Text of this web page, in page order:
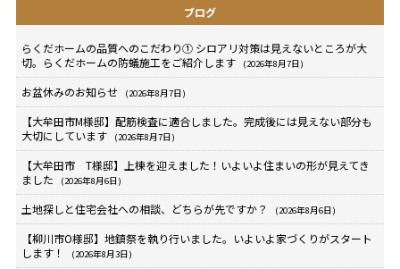
ブログ
らくだホームの品質へのこだわり① シロアリ対策は見えないところが大
切。らくだホームの防蟻施工をご紹介します
(2026年8月7日)
お盆休みのお知らせ (2026年8月7日)
【大牟田市M様邸】配筋検査に適合しました。完成後には見えない部分も
大切にしています
(2026年8月7日)
【大牟田市 T様邸】上棟を迎えました！いよいよ住まいの形が見えてき
ました
(2026年8月6日)
土地探しと住宅会社への相談、どちらが先ですか？ (2026年8月6日)
【柳川市O様邸】地鎮祭を執り行いました。いよいよ家づくりがスタート
します！
(2026年8月3日)